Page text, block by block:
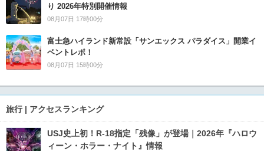
り 2026年特別開催情報
08月07日 17時00分
富士急ハイランド新常設「サンエックス パラダイス」開業イ
ベントレポ！
08月07日 15時00分
旅行 | アクセスランキング
USJ史上初！R-18指定「残像」が登場｜2026年『ハロウ
ィーン・ホラー・ナイト』情報